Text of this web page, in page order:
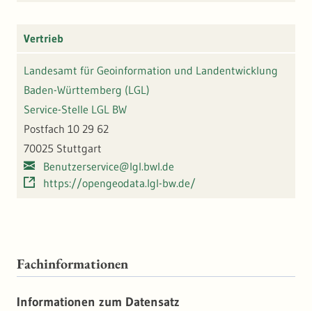
Vertrieb
Landesamt für Geoinformation und Landentwicklung
Baden-Württemberg (LGL)
Service-Stelle LGL BW
Postfach 10 29 62
70025 Stuttgart
Benutzerservice@lgl.bwl.de
https://opengeodata.lgl-bw.de/
Fachinformationen
Informationen zum Datensatz